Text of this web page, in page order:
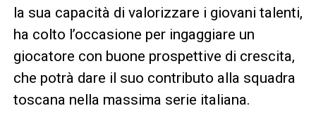
la sua capacità di valorizzare i giovani talenti,
ha colto l’occasione per ingaggiare un
giocatore con buone prospettive di crescita,
che potrà dare il suo contributo alla squadra
toscana nella massima serie italiana.